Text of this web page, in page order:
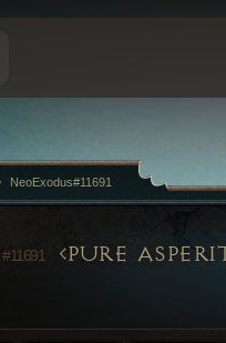
#11691 PURE
NeoExodus#11691